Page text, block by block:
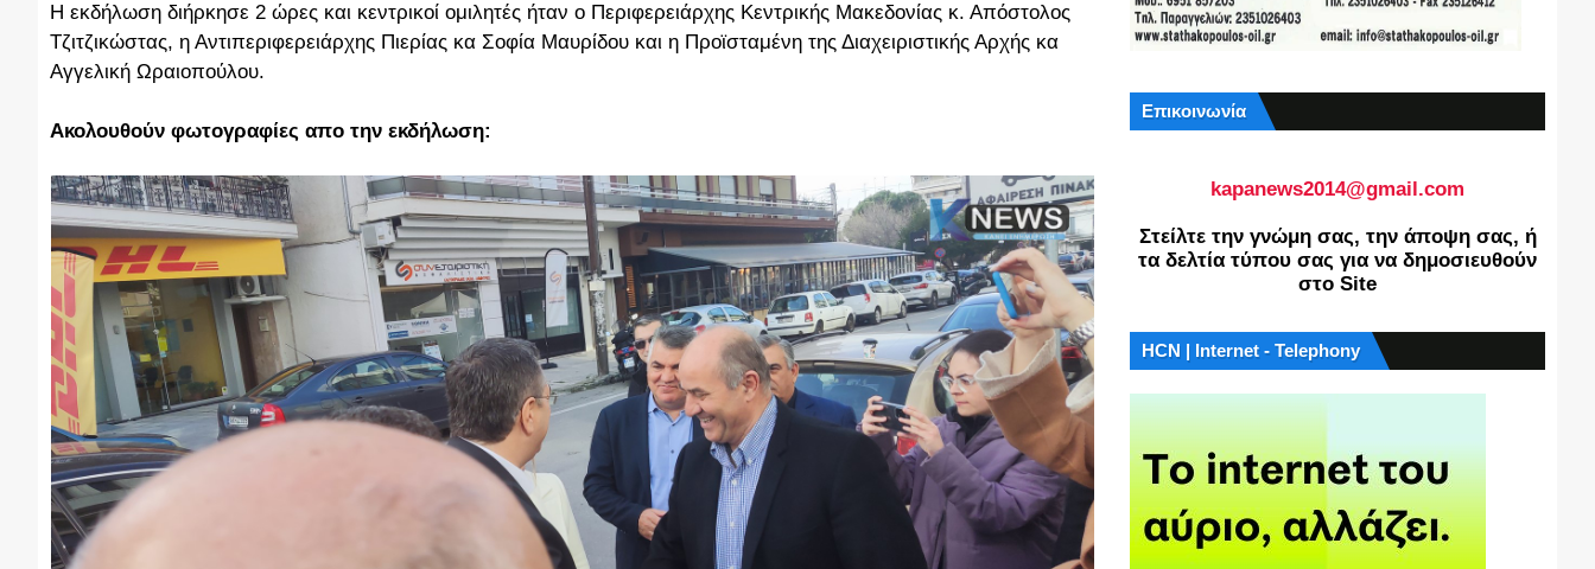
Η εκδήλωση διήρκησε 2 ώρες και κεντρικοί ομιλητές ήταν ο Περιφερειάρχης Κεντρικής Μακεδονίας κ. Απόστολος
Τζιτζικώστας, η Αντιπεριφερειάρχης Πιερίας κα Σοφία Μαυρίδου και η Προϊσταμένη της Διαχειριστικής Αρχής κα
Αγγελική Ωραιοπούλου.
Ακολουθούν φωτογραφίες απο την εκδήλωση:
Επικοινωνία
kapanews2014@gmail.com
Στείλτε την γνώμη σας, την άποψη σας, ή
τα δελτία τύπου σας για να δημοσιευθούν
στο Site
HCN | Internet - Telephony